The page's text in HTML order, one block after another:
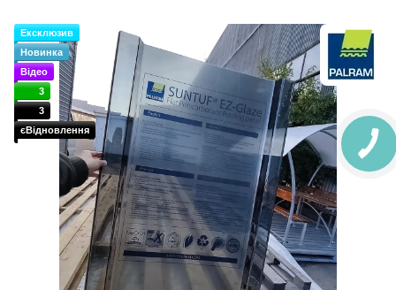
Ексклюзив
Новинка
Відео
3
3
єВідновлення